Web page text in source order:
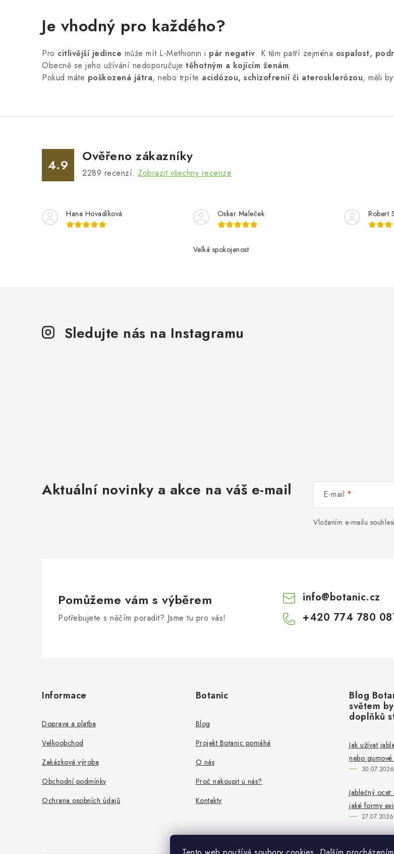
Je vhodný pro každého?
Pro citlivější jedince může mít L-Methionin i pár negativ. K těm patří zejména ospalost,
Obecně se jeho užívání nedoporučuje těhotným a kojícím ženám.
Pokud máte poškozená játra, nebo trpíte acidózou, schizofrenií či aterosklerózou, měli
4.9
Ověřeno zákazníky
2289 recenzí. Zobrazit všechny recenze
Hana Hovadíková Oskar Maleček
Velká spokojenost
Robert
Sledujte nás na Instagramu
Aktuální novinky a akce na váš e-mail E-mail
Vložením e-mailu
Pomůžeme vám s výběrem
Potřebujete s něčím poradit? Jsme tu pro vás!
info@botanic.cz
+420 774 780
Informace
Doprava a platba
Velkoobchod
Zakázková výroba
Obchodní podmínky
Ochrana osobních údajů
Botanic
Blog
Projekt Botanic pomáhá
O nás
Proč nakoupit u nás?
Kontakty
Blog
světem
doplňků
Jak užívat
nebo
30.07.2026
Jablečný
jaké formy
27.07.2026